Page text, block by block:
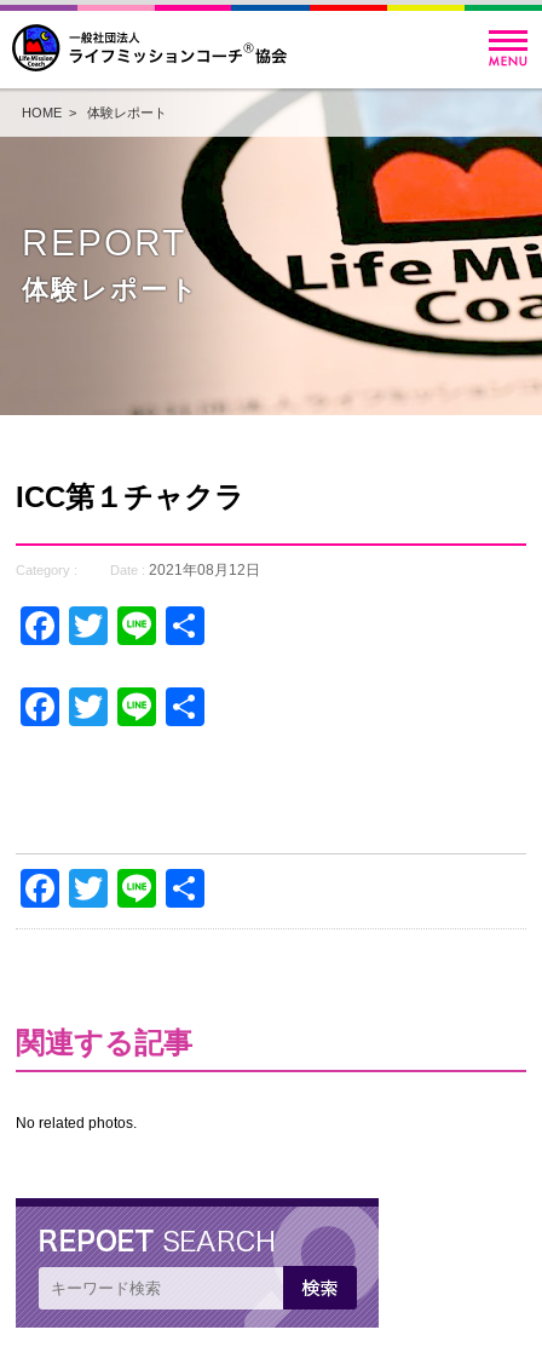
HOME> 体験レポート
REPORT
体験レポート
ICC第１チャクラ
Category : Date : 2021年08月12日
Facebook
Twitter
Line
Facebook
Twitter
Line
Facebook
Twitter
Line
有
関連する記事
No related photos.